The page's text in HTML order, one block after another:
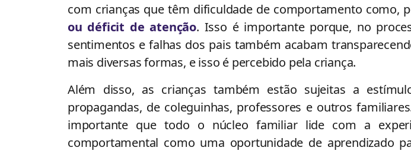
com crianças que têm dificuldade de comportamento como,
ou déficit de atenção. Isso é importante porque, no
sentimentos e falhas dos pais também acabam
mais diversas formas, e isso é percebido pela criança.
Além disso, as crianças também estão sujeitas a
propagandas, de coleguinhas, professores e outros
importante que todo o núcleo familiar lide com a
comportamental como uma oportunidade de aprendizado